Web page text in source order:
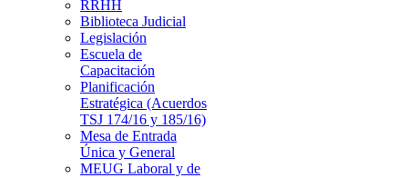
RRHH
Biblioteca Judicial
Legislación
Escuela de
Capacitación
Planificación
Estratégica (Acuerdos
TSJ 174/16 y 185/16)
Mesa de Entrada
Única y General
MEUG Laboral y de